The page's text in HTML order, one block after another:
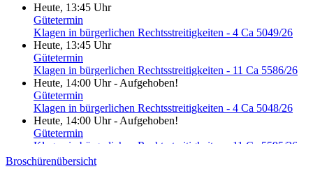
Heute, 13:45 Uhr
Gütetermin
Klagen in bürgerlichen Rechtsstreitigkeiten - 4 Ca 5049/26
Heute, 13:45 Uhr
Gütetermin
Klagen in bürgerlichen Rechtsstreitigkeiten - 11 Ca 5586/26
Heute, 14:00 Uhr- Aufgehoben!
Gütetermin
Klagen in bürgerlichen Rechtsstreitigkeiten - 4 Ca 5048/26
Heute, 14:00 Uhr- Aufgehoben!
Gütetermin
Klagen in bürgerlichen Rechtsstreitigkeiten - 11 Ca 5595/26
Heute, 14:15 Uhr
Broschürenübersicht